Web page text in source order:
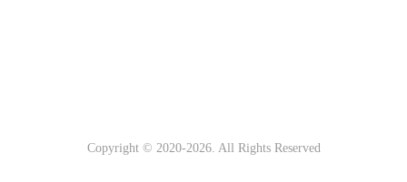
Copyright © 2020-2026. All Rights Reserved